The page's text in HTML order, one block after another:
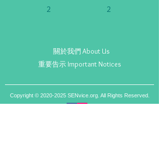
2 2
關於我們 About Us
重要告示 Important Notices
Copyright © 2020-2025SENvice.org. All Rights Reserved.